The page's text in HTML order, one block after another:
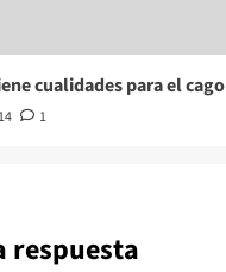
cualidades para el cago
1
respuesta